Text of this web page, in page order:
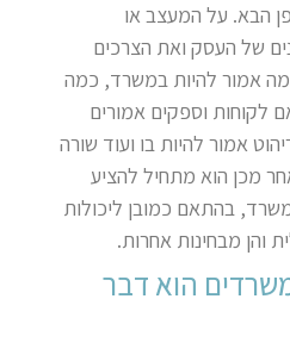
הבא. על המעצב או
של העסק ואת הצרכים
אמור להיות במשרד, כמה
לקוחות וספקים אמורים
אמור להיות בו ועוד שורה
מכן הוא מתחיל להציע
בהתאם כמובן ליכולות
והן מבחינות אחרות.
משרדים הוא דבר